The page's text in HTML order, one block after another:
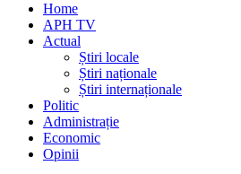
Home
APH TV
Actual
Știri locale
Știri naționale
Știri internaționale
Politic
Administrație
Economic
Opinii